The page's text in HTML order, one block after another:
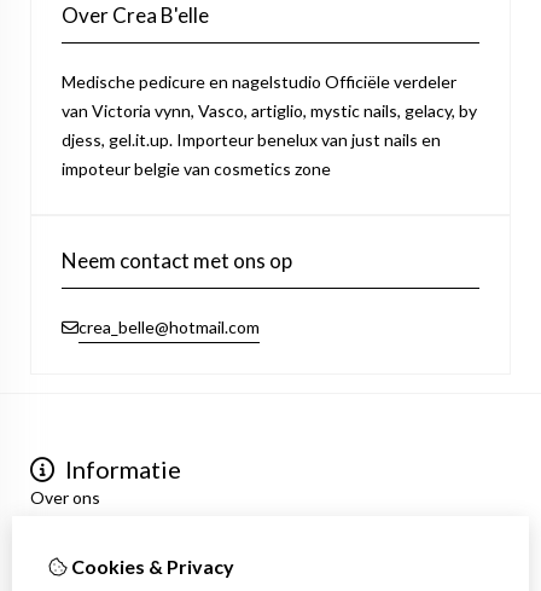
Over Crea B'elle
Medische pedicure en nagelstudio Officiële verdeler
van Victoria vynn, Vasco, artiglio, mystic nails, gelacy, by
djess, gel.it.up. Importeur benelux van just nails en
impoteur belgie van cosmetics zone
Neem contact met ons op
crea_belle@hotmail.com
Informatie
Over ons
Algemene voorwaarden
Mijn account
Cookies & Privacy